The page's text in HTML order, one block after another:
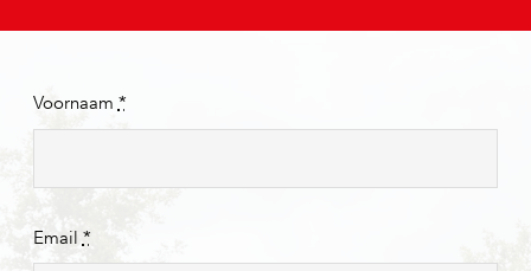
Voornaam *
Email *